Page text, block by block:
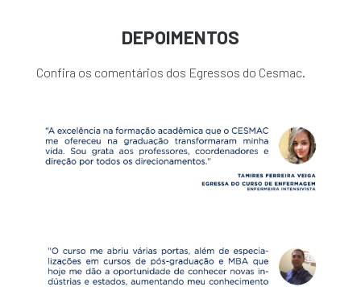
DEPOIMENTOS
Confira os comentários dos Egressos do Cesmac.